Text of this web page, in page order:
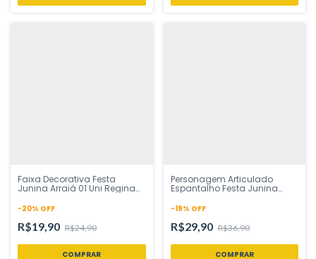
Faixa Decorativa Festa
Junina Arraiá 01 Uni Regina
Loja
-20% OFF
R$19,90 R$24,90
Personagem Articulado
Espantalho Festa Junina
Inspire sua Festa Loja
-19% OFF
R$29,90 R$36,90